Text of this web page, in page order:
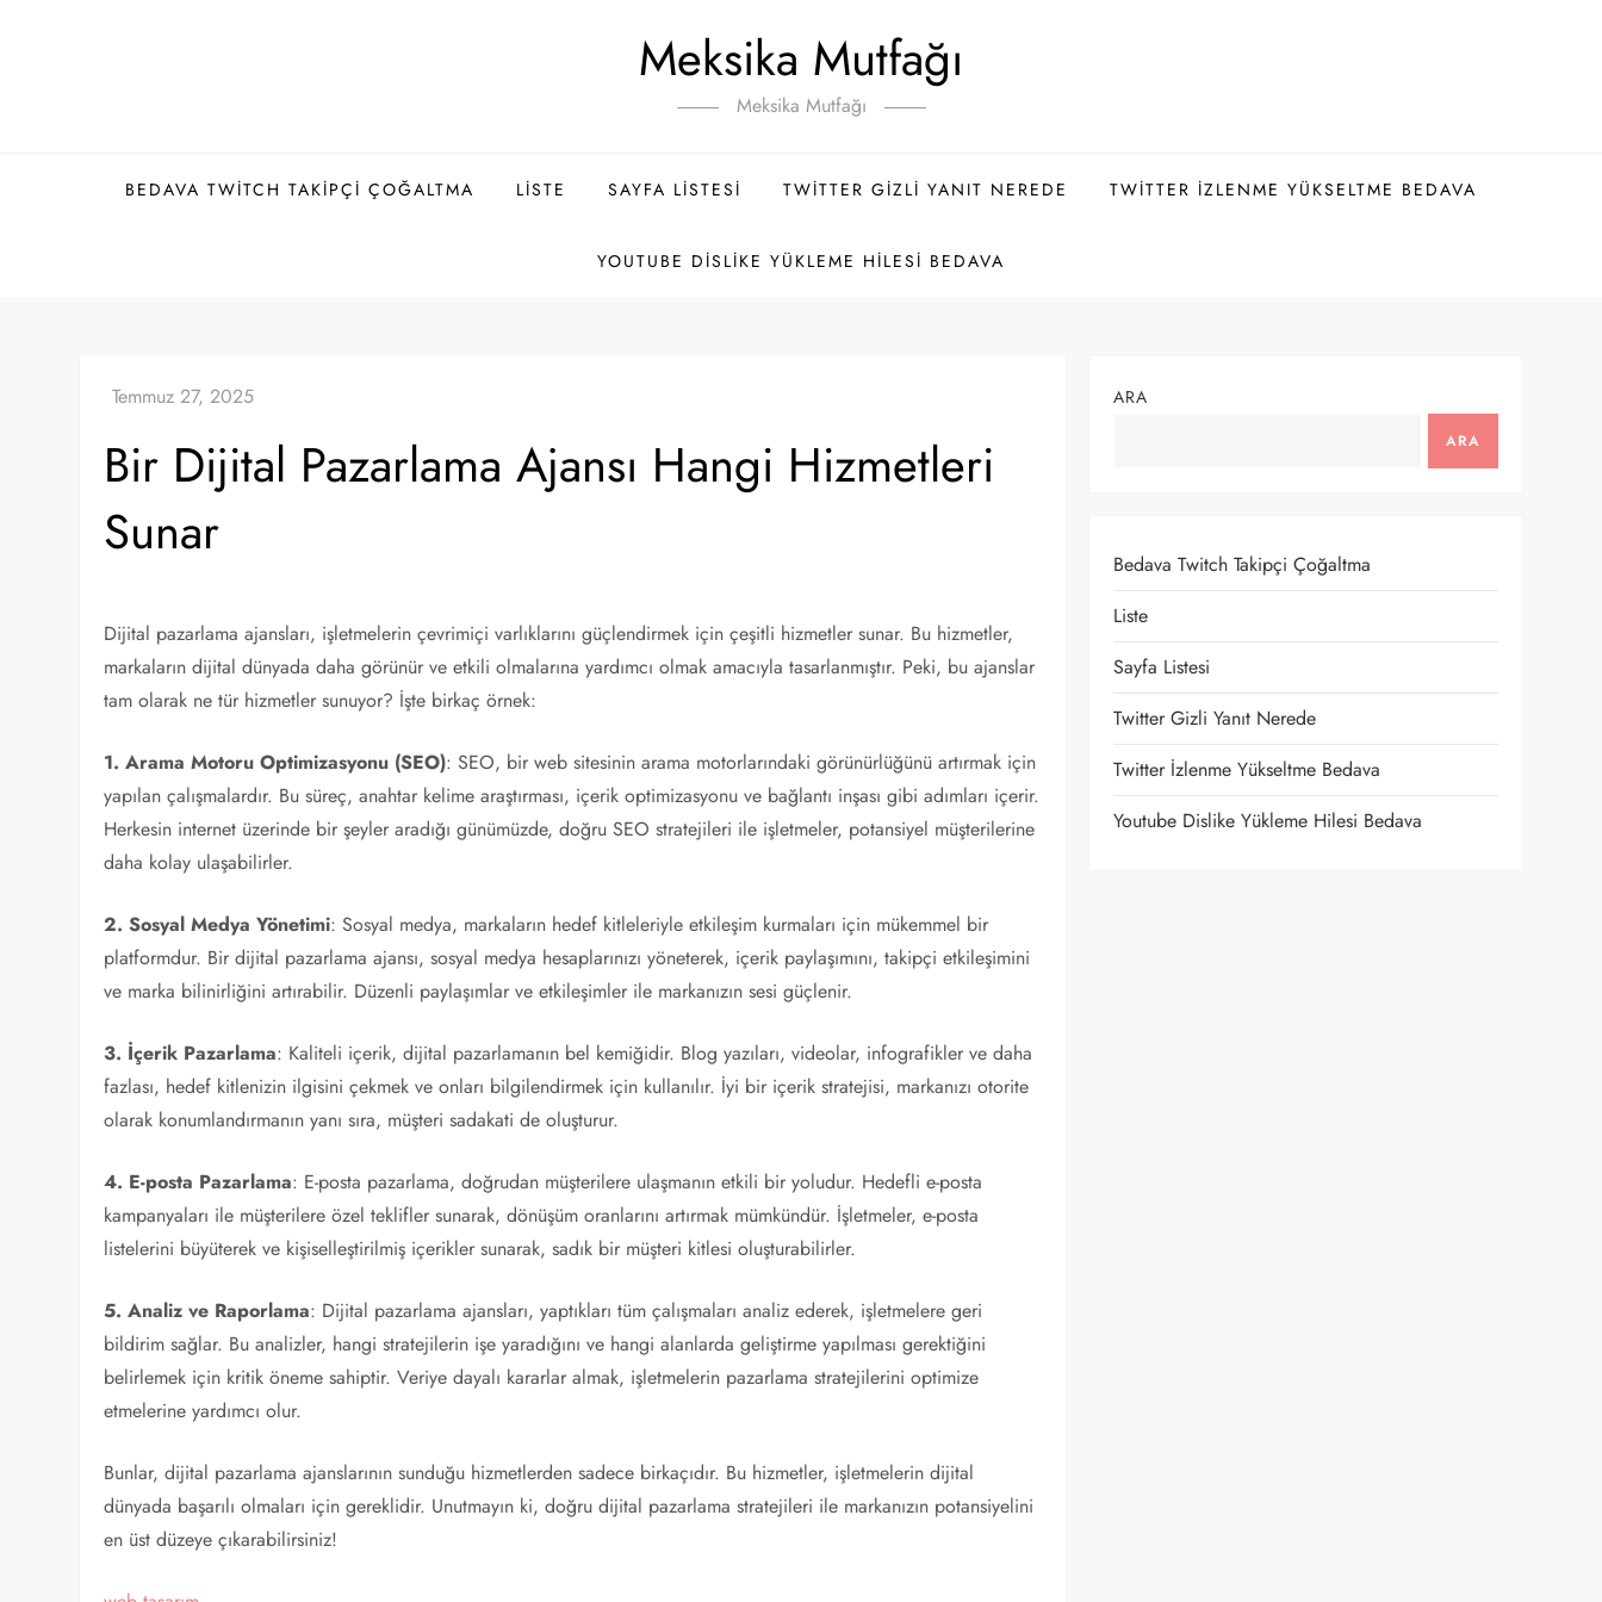
Meksika Mutfağı
Meksika Mutfağı
BEDAVA TWITCH TAKIPÇI ÇOĞALTMA LISTE SAYFA LISTESI TWITTER GIZLI YANIT NEREDE TWITTER İZLENME YÜKSELTME BEDAVA
YOUTUBE DISLIKE YÜKLEME HILESI BEDAVA
Bir Dijital Pazarlama Ajansı Hangi Hizmetleri
Sunar
Dijital pazarlama ajansları, işletmelerin çevrimiçi varlıklarını güçlendirmek için çeşitli hizmetler sunar. Bu hizmetler,
markaların dijital dünyada daha görünür ve etkili olmalarına yardımcı olmak amacıyla tasarlanmıştır. Peki, bu ajanslar
tam olarak ne tür hizmetler sunuyor? İşte birkaç örnek:
1. Arama Motoru Optimizasyonu (SEO): SEO, bir web sitesinin arama motorlarındaki görünürlüğünü artırmak için
yapılan çalışmalardır. Bu süreç, anahtar kelime araştırması, içerik optimizasyonu ve bağlantı inşası gibi adımları içerir.
Herkesin internet üzerinde bir şeyler aradığı günümüzde, doğru SEO stratejileri ile işletmeler, potansiyel müşterilerine
daha kolay ulaşabilirler.
2. Sosyal Medya Yönetimi: Sosyal medya, markaların hedef kitleleriyle etkileşim kurmaları için mükemmel bir
platformdur. Bir dijital pazarlama ajansı, sosyal medya hesaplarınızı yöneterek, içerik paylaşımını, takipçi etkileşimini
ve marka bilinirliğini artırabilir. Düzenli paylaşımlar ve etkileşimler ile markanızın sesi güçlenir.
3. İçerik Pazarlama: Kaliteli içerik, dijital pazarlamanın bel kemiğidir. Blog yazıları, videolar, infografikler ve daha
fazlası, hedef kitlenizin ilgisini çekmek ve onları bilgilendirmek için kullanılır. İyi bir içerik stratejisi, markanızı otorite
olarak konumlandırmanın yanı sıra, müşteri sadakati de oluşturur.
4. E-posta Pazarlama: E-posta pazarlama, doğrudan müşterilere ulaşmanın etkili bir yoludur. Hedefli e-posta
kampanyaları ile müşterilere özel teklifler sunarak, dönüşüm oranlarını artırmak mümkündür. İşletmeler, e-posta
listelerini büyüterek ve kişiselleştirilmiş içerikler sunarak, sadık bir müşteri kitlesi oluşturabilirler.
5. Analiz ve Raporlama: Dijital pazarlama ajansları, yaptıkları tüm çalışmaları analiz ederek, işletmelere geri
bildirim sağlar. Bu analizler, hangi stratejilerin işe yaradığını ve hangi alanlarda geliştirme yapılması gerektiğini
belirlemek için kritik öneme sahiptir. Veriye dayalı kararlar almak, işletmelerin pazarlama stratejilerini optimize
etmelerine yardımcı olur.
Bunlar, dijital pazarlama ajanslarının sunduğu hizmetlerden sadece birkaçıdır. Bu hizmetler, işletmelerin dijital
dünyada başarılı olmaları için gereklidir. Unutmayın ki, doğru dijital pazarlama stratejileri ile markanızın potansiyelini
en üst düzeye çıkarabilirsiniz!
ARA
ARA
Bedava Twitch Takipçi Çoğaltma
Liste
Sayfa Listesi
Twitter Gizli Yanıt Nerede
Twitter İzlenme Yükseltme Bedava
Youtube Dislike Yükleme Hilesi Bedava